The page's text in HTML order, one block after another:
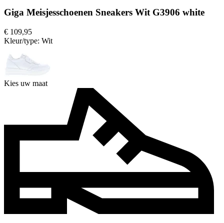
Giga Meisjesschoenen Sneakers Wit G3906 white
€ 109,95
Kleur/type: Wit
Kies uw maat